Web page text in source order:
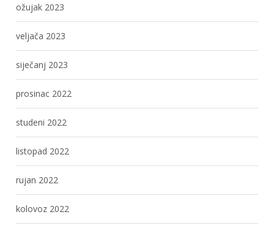
ožujak 2023
veljača 2023
siječanj 2023
prosinac 2022
studeni 2022
listopad 2022
rujan 2022
kolovoz 2022